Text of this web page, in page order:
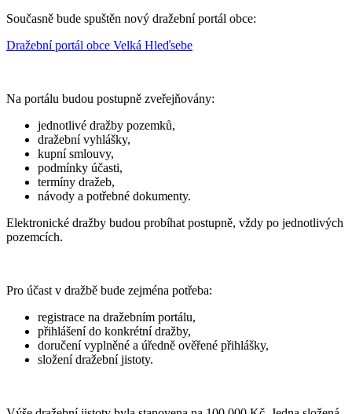
Současně bude spuštěn nový dražební portál obce:
Dražební portál obce Velká Hleďsebe
Na portálu budou postupně zveřejňovány:
jednotlivé dražby pozemků,
dražební vyhlášky,
kupní smlouvy,
podmínky účasti,
termíny dražeb,
návody a potřebné dokumenty.
Elektronické dražby budou probíhat postupně, vždy po jednotlivých
pozemcích.
Pro účast v dražbě bude zejména potřeba:
registrace na dražebním portálu,
přihlášení do konkrétní dražby,
doručení vyplněné a úředně ověřené přihlášky,
složení dražební jistoty.